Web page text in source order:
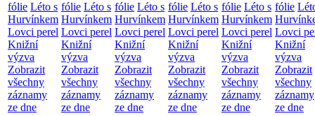
fólie Léto s
Hurvínkem
Lovci perel
Knižní
výzva
Zobrazit
všechny
záznamy
ze dne
fólie Léto s
Hurvínkem
Lovci perel
Knižní
výzva
Zobrazit
všechny
záznamy
ze dne
fólie Léto s
Hurvínkem
Lovci perel
Knižní
výzva
Zobrazit
všechny
záznamy
ze dne
fólie Léto s
Hurvínkem
Lovci perel
Knižní
výzva
Zobrazit
všechny
záznamy
ze dne
fólie Léto s
Hurvínkem
Lovci perel
Knižní
výzva
Zobrazit
všechny
záznamy
ze dne
fólie
Lovci
Knižní
výzva
Zobrazit
všechny
záznamy
ze dne